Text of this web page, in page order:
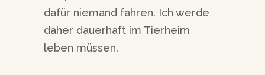
dafür niemand fahren. Ich werde
daher dauerhaft im Tierheim
leben müssen.